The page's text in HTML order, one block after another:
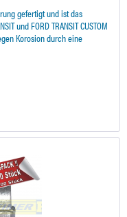
gefertigt und ist das
und FORD TRANSIT CUSTOM
Korosion durch eine